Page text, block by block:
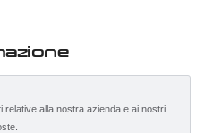
relative alla nostra azienda e ai nostri